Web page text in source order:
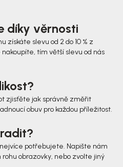
díky věrnosti
získáte slevu od 2 do 10 % z
tím větší slevu od nás
zjisťěte jak správně změřit
obuv pro každou příležitost.
potřebujete. Napište nám
obrazovky, nebo zvolte jiný